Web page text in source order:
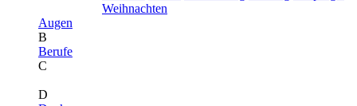
Weihnachten
Augen
B
Berufe
C
D